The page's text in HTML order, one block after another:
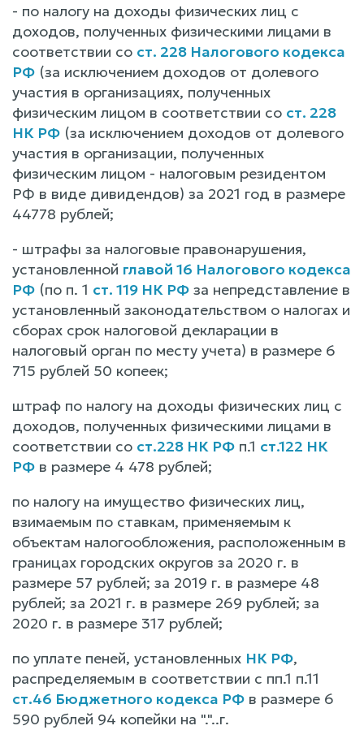
- по налогу на доходы физических лиц с
доходов, полученных физическими лицами в
соответствии со ст. 228 Налогового кодекса
РФ (за исключением доходов от долевого
участия в организациях, полученных
физическим лицом в соответствии со ст. 228
НК РФ (за исключением доходов от долевого
участия в организации, полученных
физическим лицом - налоговым резидентом
РФ в виде дивидендов) за 2021 год в размере
44778 рублей;
- штрафы за налоговые правонарушения,
установленной главой 16 Налогового кодекса
РФ (по п. 1 ст. 119 НК РФ за непредставление в
установленный законодательством о налогах и
сборах срок налоговой декларации в
налоговый орган по месту учета) в размере 6
715 рублей 50 копеек;
штраф по налогу на доходы физических лиц с
доходов, полученных физическими лицами в
соответствии со ст.228 НК РФ п.1 ст.122 НК
РФ в размере 4 478 рублей;
по налогу на имущество физических лиц,
взимаемым по ставкам, применяемым к
объектам налогообложения, расположенным в
границах городских округов за 2020 г. в
размере 57 рублей; за 2019 г. в размере 48
рублей; за 2021 г. в размере 269 рублей; за
2020 г. в размере 317 рублей;
по уплате пеней, установленных НК РФ,
распределяемым в соответствии с пп.1 п.11
ст.46 Бюджетного кодекса РФ в размере 6
590 рублей 94 копейки на "."..г.